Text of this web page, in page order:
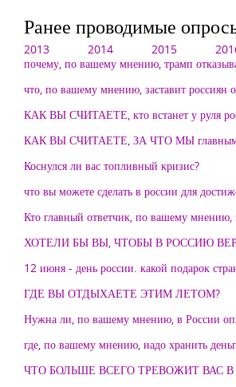
Ранее проводимые
2013 2014 2015
почему, по вашему мнению, трамп
что, по вашему мнению, заставит россиян
КАК ВЫ СЧИТАЕТЕ, кто встанет у руля
КАК ВЫ СЧИТАЕТЕ, ЗА ЧТО МЫ
Коснулся ли вас топливный кризис?
что вы можете сделать в россии для
Кто главный ответчик, по вашему мнению,
ХОТЕЛИ БЫ ВЫ, ЧТОБЫ В РОССИЮ
12 июня - день россии. какой подарок
ГДЕ ВЫ ОТДЫХАЕТЕ ЭТИМ ЛЕТОМ?
Нужна ли, по вашему мнению, в России
где, по вашему мнению, надо хранить
ЧТО БОЛЬШЕ ВСЕГО ТРЕВОЖИТ ВАС